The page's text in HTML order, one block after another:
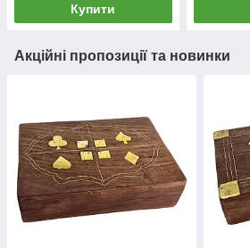
Купити
Акційні пропозиції та новинки